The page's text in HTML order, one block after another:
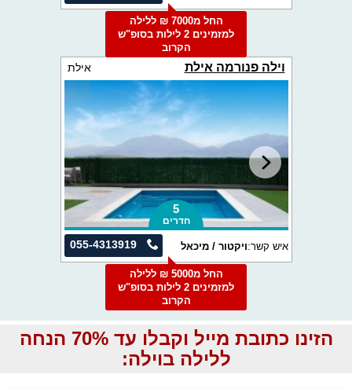
החל מ7000 ₪ ללילה
למזמינים 2 לילות בסופ"ש
הקרוב
וילה פנורמה אילת אילת
5
חדרים
055-4313919 איש קשר:ויקטור / מיכאל
החל מ5000 ₪ ללילה
למזמינים 2 לילות בסופ"ש
הקרוב
הזינו כתובת מייל וקבלו עד 70% הנחה
ללילה בוילה: